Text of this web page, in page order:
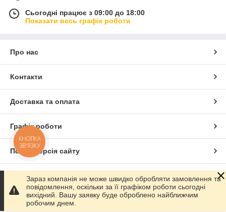
Сьогодні працює з 09:00 до 18:00
Показати весь графік роботи
Про нас
Контакти
Доставка та оплата
Графік роботи
Повна версія сайту
Сайт створено на маркетплейсіProm.ua
Політика конфіденційності
Зараз компанія не може швидко обробляти замовлення та
повідомлення, оскільки за її графіком роботи сьогодні
вихідний. Вашу заявку буде оброблено найближчим
робочим днем.
КНОПКА
ЗВ'ЯЗКУ